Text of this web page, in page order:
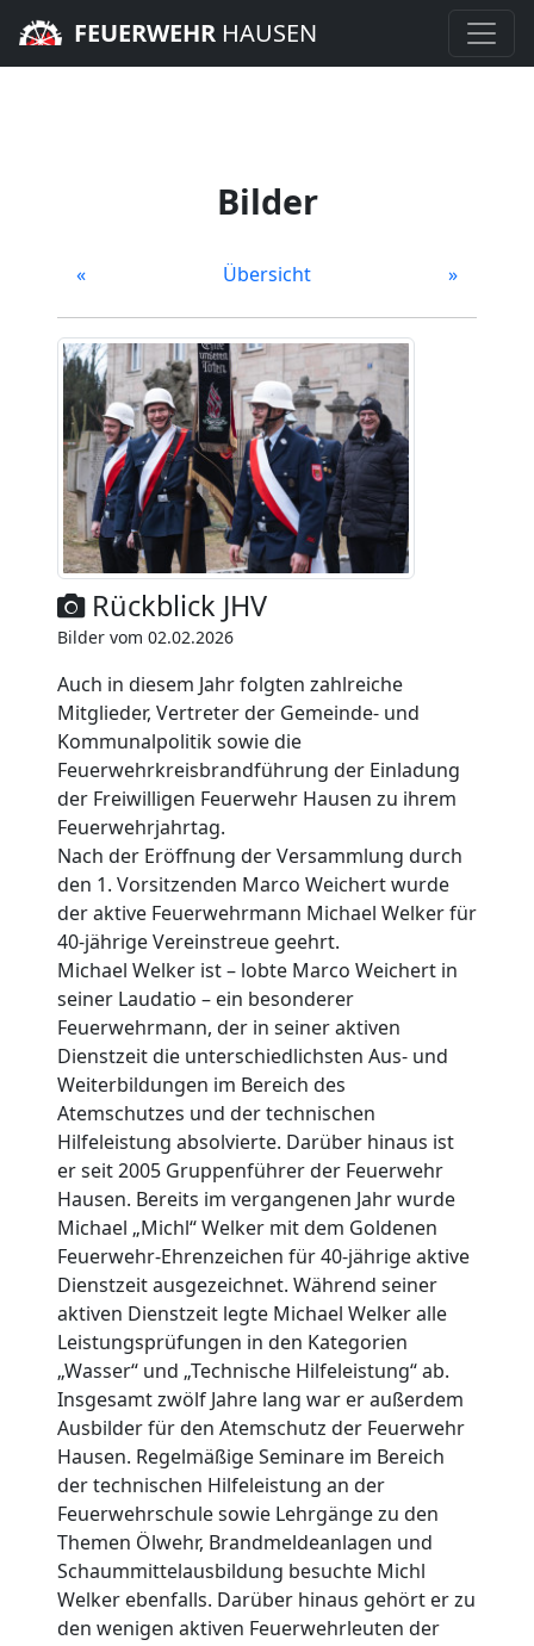
FEUERWEHRHAUSEN
Bilder
« Übersicht »
Rückblick JHV
Bilder vom 02.02.2026
Auch in diesem Jahr folgten zahlreiche
Mitglieder, Vertreter der Gemeinde- und
Kommunalpolitik sowie die
Feuerwehrkreisbrandführung der Einladung
der Freiwilligen Feuerwehr Hausen zu ihrem
Feuerwehrjahrtag.
Nach der Eröffnung der Versammlung durch
den 1. Vorsitzenden Marco Weichert wurde
der aktive Feuerwehrmann Michael Welker für
40-jährige Vereinstreue geehrt.
Michael Welker ist – lobte Marco Weichert in
seiner Laudatio – ein besonderer
Feuerwehrmann, der in seiner aktiven
Dienstzeit die unterschiedlichsten Aus- und
Weiterbildungen im Bereich des
Atemschutzes und der technischen
Hilfeleistung absolvierte. Darüber hinaus ist
er seit 2005 Gruppenführer der Feuerwehr
Hausen. Bereits im vergangenen Jahr wurde
Michael „Michl“ Welker mit dem Goldenen
Feuerwehr-Ehrenzeichen für 40-jährige aktive
Dienstzeit ausgezeichnet. Während seiner
aktiven Dienstzeit legte Michael Welker alle
Leistungsprüfungen in den Kategorien
„Wasser“ und „Technische Hilfeleistung“ ab.
Insgesamt zwölf Jahre lang war er außerdem
Ausbilder für den Atemschutz der Feuerwehr
Hausen. Regelmäßige Seminare im Bereich
der technischen Hilfeleistung an der
Feuerwehrschule sowie Lehrgänge zu den
Themen Ölwehr, Brandmeldeanlagen und
Schaummittelausbildung besuchte Michl
Welker ebenfalls. Darüber hinaus gehört er zu
den wenigen aktiven Feuerwehrleuten der